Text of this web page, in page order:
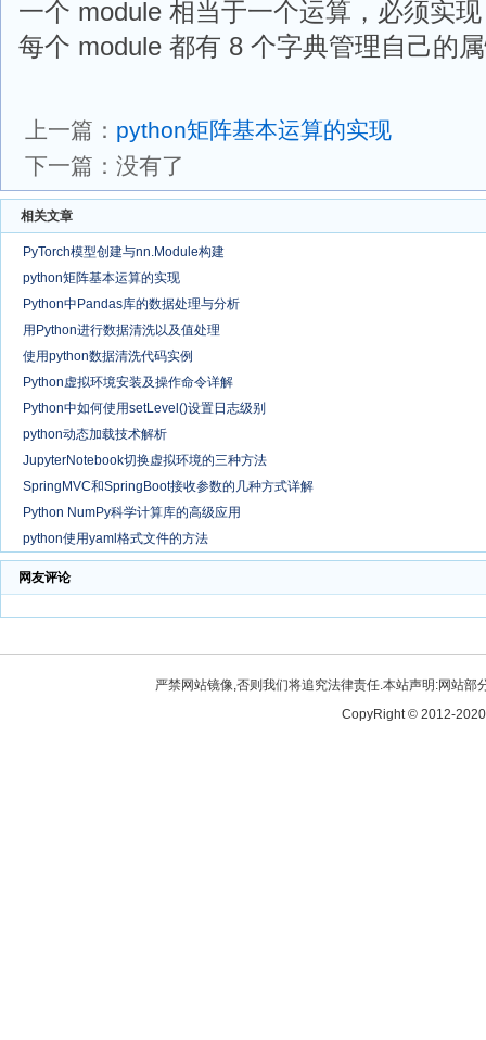
一个 module 相当于一个运算，必须实
每个 module 都有 8 个字典管理自己的
上一篇： python矩阵基本运算的实现
下一篇：没有了
相关文章
PyTorch模型创建与nn.Module构建
python矩阵基本运算的实现
Python中Pandas库的数据处理与分析
用Python进行数据清洗以及值处理
使用python数据清洗代码实例
Python虚拟环境安装及操作命令详解
Python中如何使用setLevel()设置日志级别
python动态加载技术解析
JupyterNotebook切换虚拟环境的三种方法
SpringMVC和SpringBoot接收参数的几种方式详解
Python NumPy科学计算库的高级应用
python使用yaml格式文件的方法
网友评论
严禁网站镜像,否则我们将追究法律责任.本站声明:网站
CopyRight © 2012-